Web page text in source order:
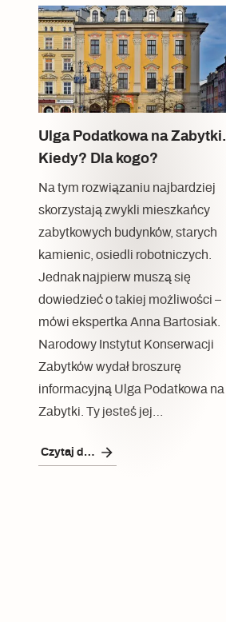
Ulga Podatkowa na Zabytki.
Kiedy? Dla kogo?
Na tym rozwiązaniu najbardziej
skorzystają zwykli mieszkańcy
zabytkowych budynków, starych
kamienic, osiedli robotniczych.
Jednak najpierw muszą się
dowiedzieć o takiej możliwości –
mówi ekspertka Anna Bartosiak.
Narodowy Instytut Konserwacji
Zabytków wydał broszurę
informacyjną Ulga Podatkowa na
Zabytki. Ty jesteś jej…
Czytaj dalej